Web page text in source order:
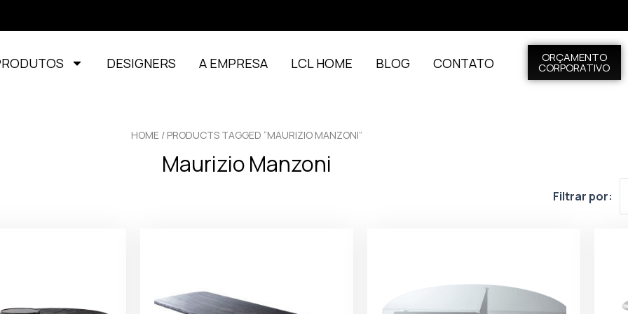
DESIGNERS A EMPRESA LCL HOME BLOG CONTATO ORÇAMENTO
CORPORATIVO
HOME / PRODUCTS TAGGED “MAURIZIO MANZONI”
Maurizio Manzoni
Filtrar por: